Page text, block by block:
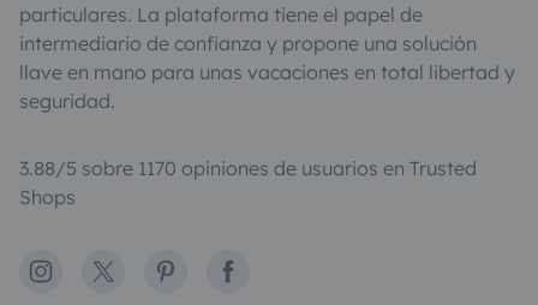
particulares. La plataforma tiene el papel de
intermediario de confianza y propone una solución
llave en mano para unas vacaciones en total libertad y
seguridad.
3.88/5 sobre 1170 opiniones de usuarios en Trusted
Shops
Instagram
X PinterestFacebook